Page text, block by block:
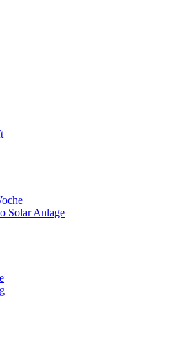
Solar Anlage